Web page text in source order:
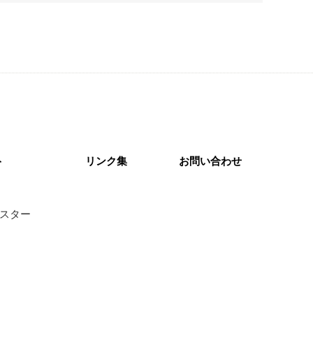
ター
リンク集 お問い合わせ